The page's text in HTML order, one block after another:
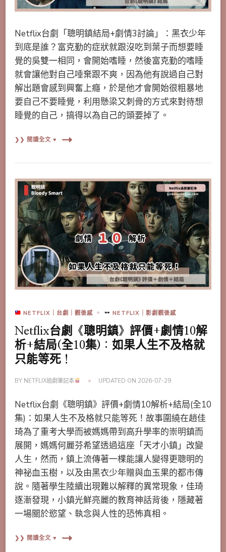
Netflix台劇「聰明鎮結局+劇情3討論」：黑衣少年
到底是誰？富克勤的症狀就跟沒吃到葉子而想要睡
覺的吳雙一相同，會開始嗜睡，然後富克勤的嗜睡
就會讓他對自己唾棄跟不爽，因為他有說過自己對
解出題會感到興奮上癮，於是他才會開始很粗暴地
要自己不要睡覺，利用懸梁又刺骨的方式來對待想
睡覺的自己，搞得以為自己的頭要掉了。
❯❯ 閱讀全文 ♥
NETFLIX｜台劇｜觀後感 NETFLIX｜影劇觀後感
Netflix台劇《聰明鎮》評價+劇情10解
析+結局(全10集)：如果人生不及格就
只能等死！
BY NETFLIX追劇筆記本 UPDATED ON 2026-07-29
Netflix台劇《聰明鎮》評價+劇情10解析+結局(全10
集)：如果人生不及格就只能等死！故事圍繞在趙佳
琦為了重考大學而被媽媽帶到高升學率的崇明鎮而
展開，媽媽何麗芬希望透過這座「天才小鎮」改變
人生，然而，鎮上流傳著一棵能讓人變得更聰明的
神祕血玉樹，以及由黑衣少年贈與血玉果的都市傳
說。隨著學生陸續出現難以解釋的異常現象，佳琦
逐漸發現，小鎮光鮮亮麗的教育神話背後，隱藏著
一場關於慾望、執念與人性的恐怖真相。
❯❯ 閱讀全文 ♥